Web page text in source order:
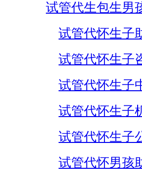
试管代生包生男
试管代怀生子
试管代怀生子
试管代怀生子
试管代怀生子
试管代怀生子
试管代怀男孩